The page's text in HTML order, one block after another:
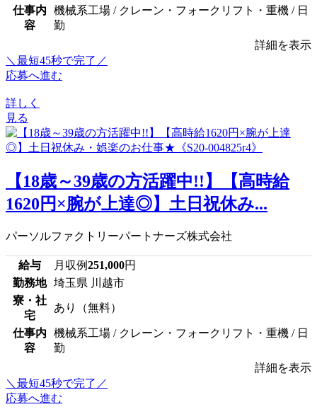
仕事内
容
機械系工場 / クレーン・フォークリフト・重機 / 日
勤
詳細を表示
＼最短45秒で完了／
応募へ進む
詳しく
見る
【18歳～39歳の方活躍中!!】【高時給
1620円×腕が上達◎】土日祝休み...
パーソルファクトリーパートナーズ株式会社
給与 月収例251,000円
勤務地
埼玉県 川越市
寮・社
宅
あり（無料）
仕事内
容
機械系工場 / クレーン・フォークリフト・重機 / 日
勤
詳細を表示
＼最短45秒で完了／
応募へ進む